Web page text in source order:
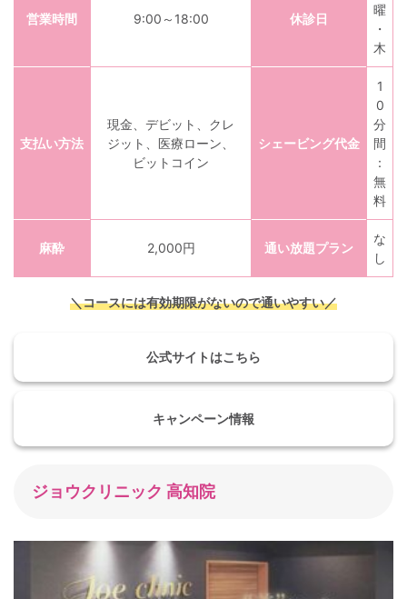
営業時間 9:00～18:00 休診日
曜
・
木
支払い方法
現金、デビット、クレ
ジット、医療ローン、
ビットコイン
シェービング代金
1
0
分
間
：
無
料
麻酔 2,000円 通い放題プラン
な
し
＼コースには有効期限がないので通いやすい／
公式サイトはこちら
キャンペーン情報
ジョウクリニック 高知院